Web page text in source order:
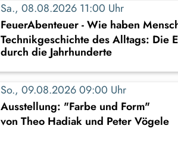
Sa., 08.08.2026 11:00 Uhr
FeuerAbenteuer - Wie haben
Technikgeschichte des Alltags: Die
durch die Jahrhunderte
So., 09.08.2026 09:00 Uhr
Ausstellung: "Farbe und Form"
von Theo Hadiak und Peter Vögele